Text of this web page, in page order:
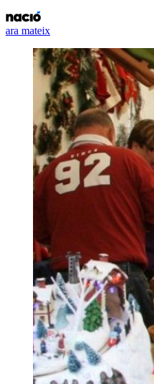
ara mateix